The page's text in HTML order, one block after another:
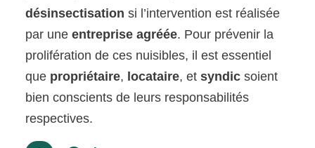
désinsectisation si l’intervention est réalisée
par uneentreprise agréée. Pour prévenir la
prolifération de ces nuisibles, il est essentiel
que propriétaire, locataire, etsyndic soient
bien conscients de leurs responsabilités
respectives.